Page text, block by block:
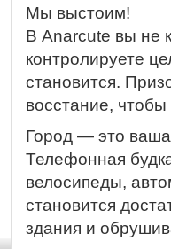
Мы выстоим!
В Anarcute вы не
контролируете
становится.
восстание,
Город — это
Телефонная
велосипеды,
становится
здания и